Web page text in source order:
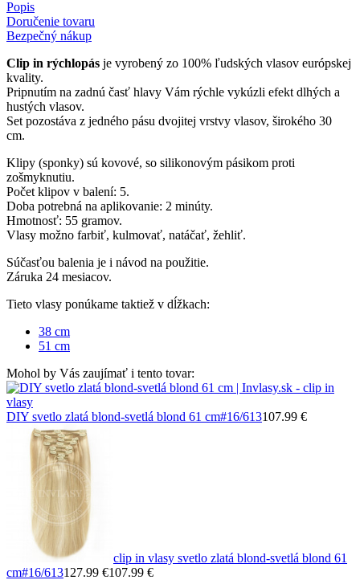
Popis
Doručenie tovaru
Bezpečný nákup
Clip in rýchlopás je vyrobený zo 100% ľudských vlasov európskej
kvality.
Pripnutím na zadnú časť hlavy Vám rýchle vykúzli efekt dlhých a
hustých vlasov.
Set pozostáva z jedného pásu dvojitej vrstvy vlasov, širokého 30
cm.
Klipy (sponky) sú kovové, so silikonovým pásikom proti
zošmyknutiu.
Počet klipov v balení: 5.
Doba potrebná na aplikovanie: 2 minúty.
Hmotnosť: 55 gramov.
Vlasy možno farbiť, kulmovať, natáčať, žehliť.
Súčasťou balenia je i návod na použitie.
Záruka 24 mesiacov.
Tieto vlasy ponúkame taktiež v dĺžkach:
38 cm
51 cm
Mohol by Vás zaujímať i tento tovar:
DIY svetlo zlatá blond-svetlá blond 61 cm#16/613107.99 €
clip in vlasy svetlo zlatá blond-svetlá blond 61
cm#16/613127.99 €107.99 €